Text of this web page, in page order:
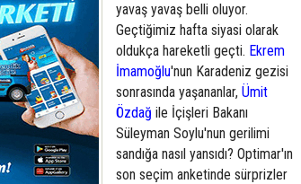
yavaş yavaş belli oluyor.
Geçtiğimiz hafta siyasi olarak
oldukça hareketli geçti. Ekrem
İmamoğlu'nun Karadeniz gezisi
sonrasında yaşananlar, Ümit
Özdağ ile İçişleri Bakanı
Süleyman Soylu'nun gerilimi
sandığa nasıl yansıdı? Optimar'ın
son seçim anketinde sürprizler